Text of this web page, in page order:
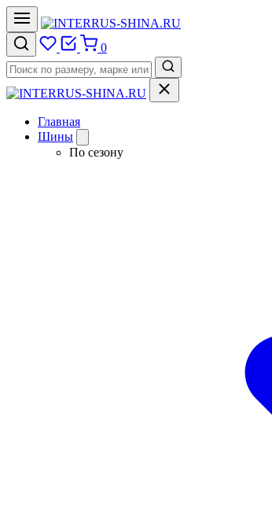
0
Главная
Шины
По сезону